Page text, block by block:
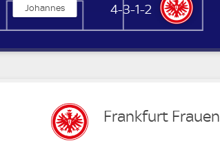
Eintracht Frankfurt Frauen
4-3-1-2
Johannes
Frankfurt Frauen